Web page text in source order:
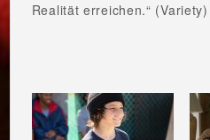
Realität erreichen.“ (Variety)